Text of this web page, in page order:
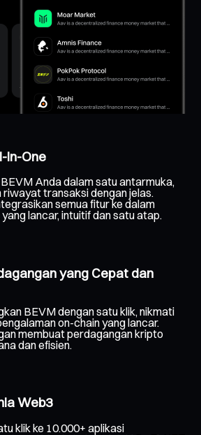
In-One
Anda dalam satu antarmuka,
riwayat transaksi dengan jelas.
semua fitur ke dalam
lancar, intuitif dan satu atap.
yang Cepat dan
BEVM dengan satu klik, nikmati
on-chain yang lancar.
membuat perdagangan kripto
dan efisien.
Web3
klik ke 10.000+ aplikasi